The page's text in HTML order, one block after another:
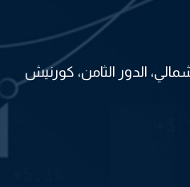
الدور الثامن، كورنيش